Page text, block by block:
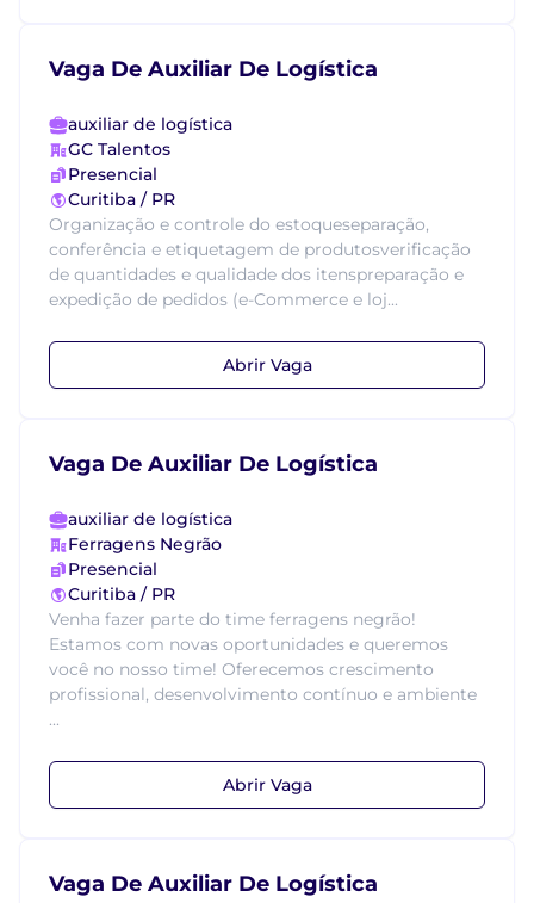
Vaga De Auxiliar De Logística
auxiliar de logística
GC Talentos
Presencial
Curitiba / PR
Organização e controle do estoqueseparação,
conferência e etiquetagem de produtosverificação
de quantidades e qualidade dos itenspreparação e
expedição de pedidos (e-Commerce e loj...
Abrir Vaga
Vaga De Auxiliar De Logística
auxiliar de logística
Ferragens Negrão
Presencial
Curitiba / PR
Venha fazer parte do time ferragens negrão!
Estamos com novas oportunidades e queremos
você no nosso time! Oferecemos crescimento
profissional, desenvolvimento contínuo e ambiente
...
Abrir Vaga
Vaga De Auxiliar De Logística